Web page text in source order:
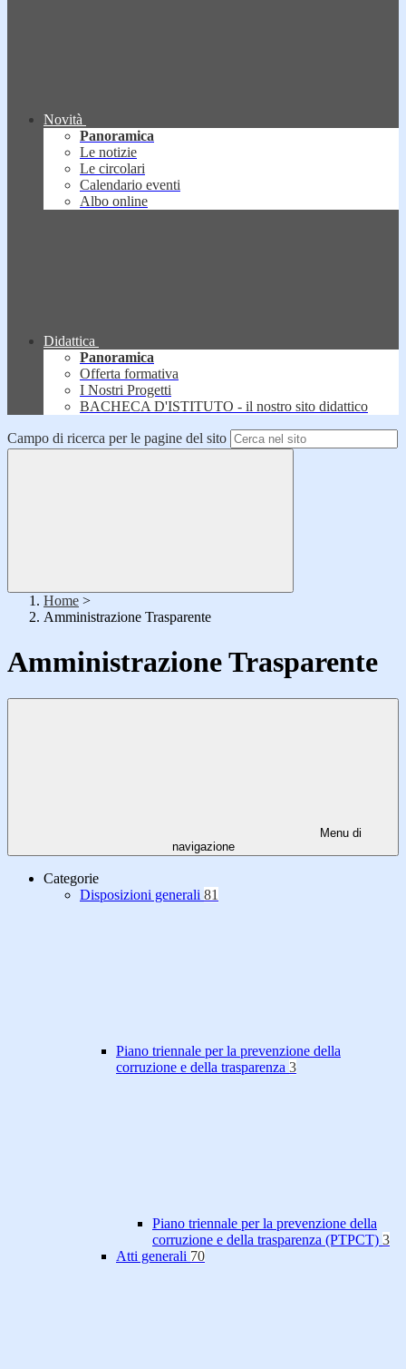
Novità
Panoramica
Le notizie
Le circolari
Calendario eventi
Albo online
Didattica
Panoramica
Offerta formativa
I Nostri Progetti
BACHECA D'ISTITUTO - il nostro sito didattico
Campo di ricerca per le pagine del sito
Home >
Amministrazione Trasparente
Amministrazione Trasparente
Menu di
navigazione
Categorie
Disposizioni generali 81
Piano triennale per la prevenzione della
corruzione e della trasparenza 3
Piano triennale per la prevenzione della
corruzione e della trasparenza (PTPCT) 3
Atti generali 70